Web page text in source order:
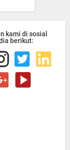
kami di sosial
berikut: